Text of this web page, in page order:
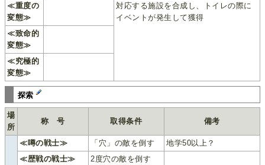
対応する施設を合成し、トイレの際に
イベントが発生して獲得
≪重度の
変態≫
≪致命的
変態≫
≪究極的
変態≫
探索
場
所
称 号 取得条件 備考
≪噂の戦士≫ 「穴」の敵を倒す
地学50以上？
≪歴戦の戦士≫
2度穴の敵を倒す